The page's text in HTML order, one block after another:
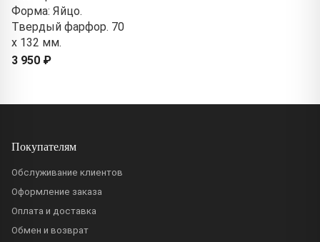
Форма: Яйцо.
Твердый фарфор. 70
x 132 мм.
3 950 ₽
Покупателям
Обслуживание клиентов
Оформление заказа
Оплата и доставка
Обмен и возврат